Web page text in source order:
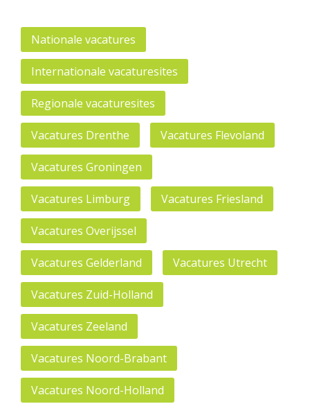
Nationale vacatures
Internationale vacaturesites
Regionale vacaturesites
Vacatures Drenthe Vacatures Flevoland
Vacatures Groningen
Vacatures Limburg Vacatures Friesland
Vacatures Overijssel
Vacatures Gelderland Vacatures Utrecht
Vacatures Zuid-Holland
Vacatures Zeeland
Vacatures Noord-Brabant
Vacatures Noord-Holland